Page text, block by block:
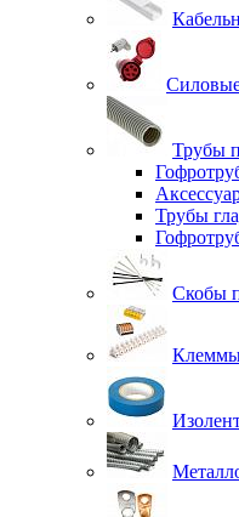
Трубы
Трубы
Скобы